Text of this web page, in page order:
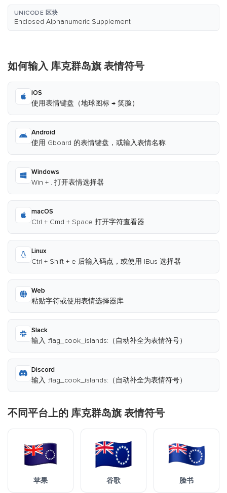
UNICODE 区块
Enclosed Alphanumeric Supplement
如何输入 库克群岛旗 表情符号
iOS
使用表情键盘（地球图标 → 笑脸）
Android
使用 Gboard 的表情键盘，或输入表情名称
Windows
Win + . 打开表情选择器
macOS
Ctrl + Cmd + Space 打开字符查看器
Linux
Ctrl + Shift + e 后输入码点，或使用 IBus 选择器
Web
粘贴字符或使用表情选择器库
Slack
输入 :flag_cook_islands:（自动补全为表情符号）
Discord
输入 :flag_cook_islands:（自动补全为表情符号）
不同平台上的 库克群岛旗 表情符号
苹果 谷歌 脸书